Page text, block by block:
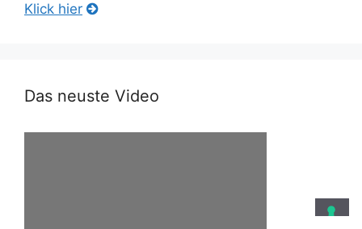
Klick hier
Das neuste Video